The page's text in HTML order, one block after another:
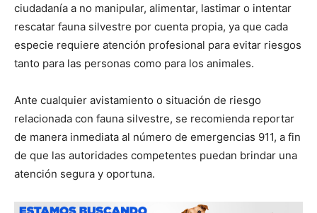
ciudadanía a no manipular, alimentar, lastimar o intentar
rescatar fauna silvestre por cuenta propia, ya que cada
especie requiere atención profesional para evitar riesgos
tanto para las personas como para los animales.
Ante cualquier avistamiento o situación de riesgo
relacionada con fauna silvestre, se recomienda reportar
de manera inmediata al número de emergencias 911, a fin
de que las autoridades competentes puedan brindar una
atención segura y oportuna.